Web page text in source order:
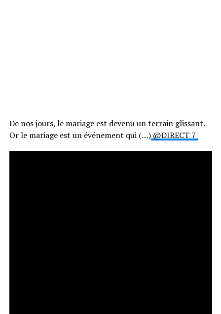
De nos jours, le mariage est devenu un terrain glissant.
Or le mariage est un événement qui (…)@DIRECT 7